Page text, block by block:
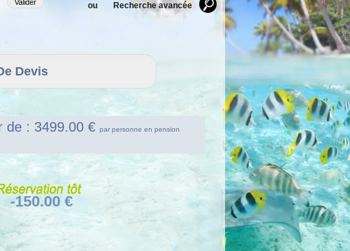
ou Recherche avancée
de : 3499.00 € par personne en pension
-150.00 €